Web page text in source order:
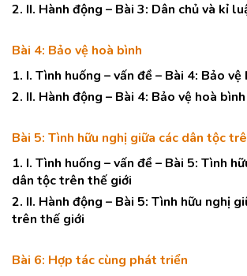
2. II. Hành động – Bài 3: Dân chủ và kỉ
Bài 4: Bảo vệ hoà bình
1. I. Tình huống – vấn đề – Bài 4: Bảo vệ
2. II. Hành động – Bài 4: Bảo vệ hoà bình
Bài 5: Tình hữu nghị giữa các dân tộc
1. I. Tình huống – vấn đề – Bài 5: Tình
dân tộc trên thế giới
2. II. Hành động – Bài 5: Tình hữu nghị
trên thế giới
Bài 6: Hợp tác cùng phát triển